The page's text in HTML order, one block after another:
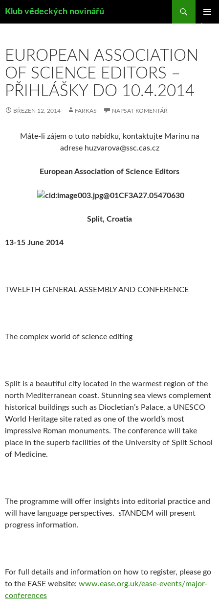
Klub vědeckých novinářů
WEBU
EUROPEAN ASSOCIATION
OF SCIENCE EDITORS –
PŘIHLÁŠKY DO 10.4.2014
BŘEZEN 12, 2014 FARKAS NAPSAT KOMENTÁŘ
Máte-li zájem o tuto nabídku, kontaktujte Marinu na
adrese huzvarova@ssc.cas.cz
European Association of Science Editors
Split, Croatia
13-15 June 2014
TWELFTH GENERAL ASSEMBLY AND CONFERENCE
The complex world of science editing
Split is a beautiful city located in the warmest region of the
north Mediterranean coast. Stunning sea views complement
historical buildings such as Diocletian’s Palace, a UNESCO
World Heritage site rated as one of the world’s most
impressive Roman monuments. The conference will take
place in the superb facilities of the University of Split School
of Medicine.
The programme will offer insights into editorial practice and
will have language perspectives. sTANDEM will present
progress information.
For full details and information on how to register, please go
to the EASE website: www.ease.org.uk/ease-events/major-
conferences